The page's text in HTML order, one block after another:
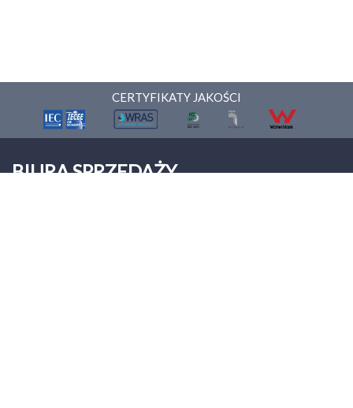
CERTYFIKATY JAKOŚCI
BIURA SPRZEDAŻY